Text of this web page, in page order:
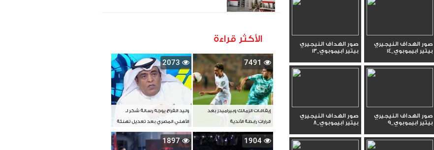
صور الهداف النيجيري
بيتير ابيموبوي_14
صور الهداف النيجيري
بيتير ابيموبوي_13
صور الهداف النيجيري
بيتير ابيموبوي_9
صور الهداف النيجيري
بيتير ابيموبوي_8
الأكثر قراءة
7491
إيقافات الزمالك وبيراميدز بعد
قرارات رابطة الأندية
2073
وليد الفراج يوجه رسالة شكر لـ
الأهلي المصري بعد تعديل تهنئة
بطل آسيا
1904
1897